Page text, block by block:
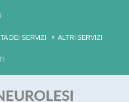
DEI SERVIZI ALTRI SERVIZI